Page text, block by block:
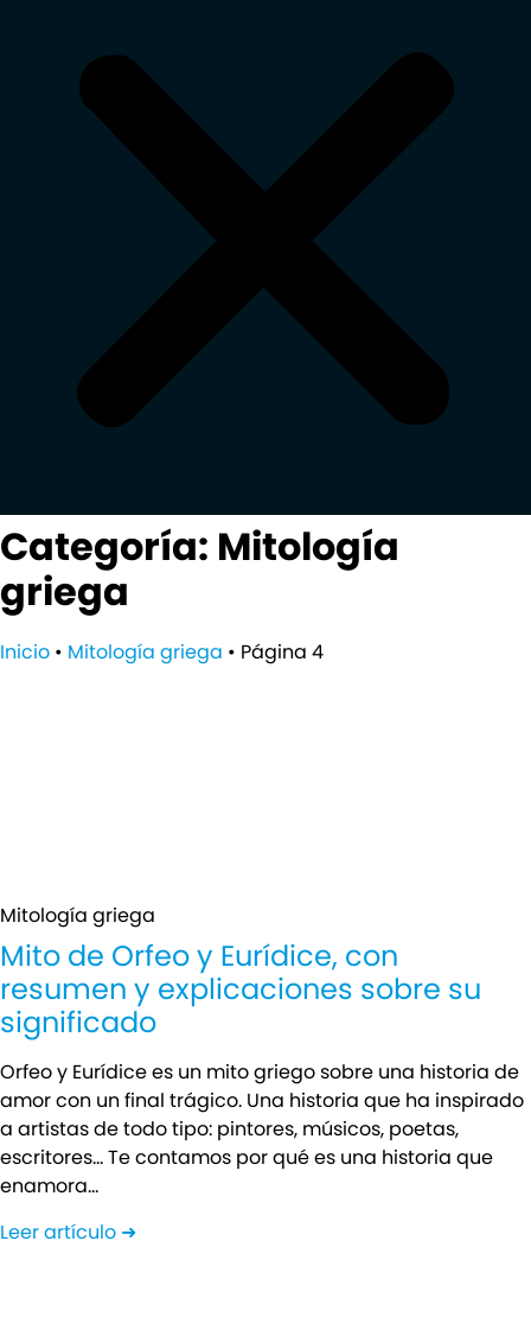
Categoría: Mitología
griega
Inicio • Mitología griega • Página 4
Mitología griega
Mito de Orfeo y Eurídice, con
resumen y explicaciones sobre su
significado
Orfeo y Eurídice es un mito griego sobre una historia de
amor con un final trágico. Una historia que ha inspirado
a artistas de todo tipo: pintores, músicos, poetas,
escritores… Te contamos por qué es una historia que
enamora…
Leer artículo ➜